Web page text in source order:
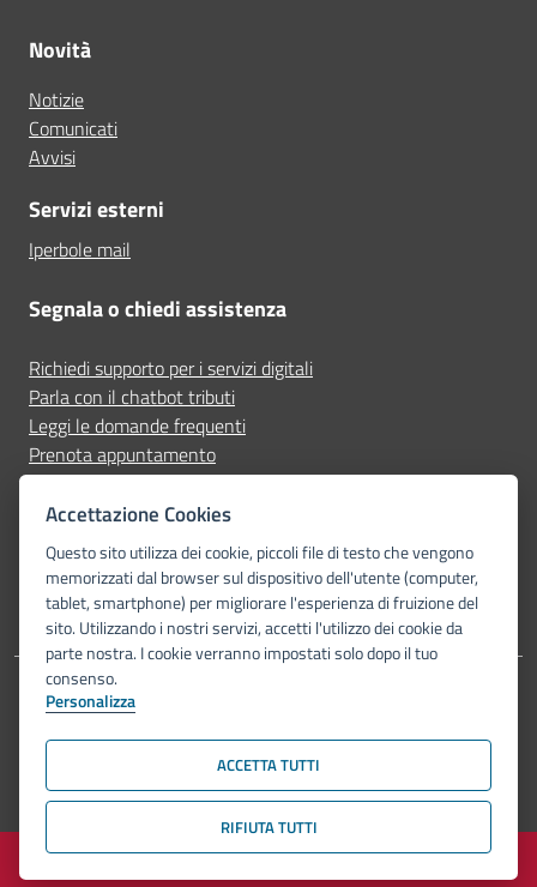
Novità
Notizie
Comunicati
Avvisi
Servizi esterni
Iperbole mail
Segnala o chiedi assistenza
Richiedi supporto per i servizi digitali
Parla con il chatbot tributi
Leggi le domande frequenti
Prenota appuntamento
Segnala disservizio
Seguici su
Dichiarazione di accessibilità
Piano di miglioramento del sito Mappa del sito
© Comune di Bologna 2026. Tutti i diritti riservati.
Accettazione Cookies
Questo sito utilizza dei cookie, piccoli file di testo che vengono
memorizzati dal browser sul dispositivo dell'utente (computer,
tablet, smartphone) per migliorare l'esperienza di fruizione del
sito. Utilizzando i nostri servizi, accetti l'utilizzo dei cookie da
parte nostra. I cookie verranno impostati solo dopo il tuo
consenso.
Personalizza
ACCETTA TUTTI
RIFIUTA TUTTI